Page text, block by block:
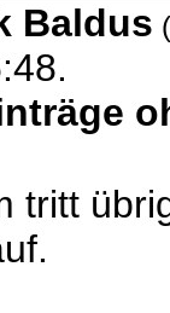
Baldus
tritt